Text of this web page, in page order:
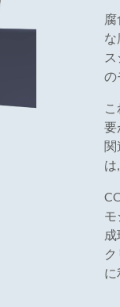
の
要
関
は
に